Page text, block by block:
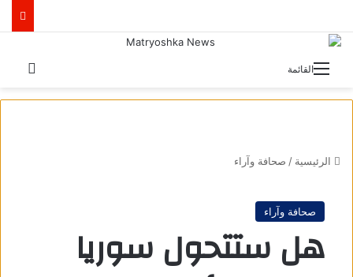
القائمة
الرئيسية / صحافة وآراء
صحافة وآراء
هل ستتحول سوريا